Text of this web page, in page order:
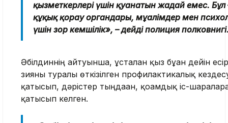
қызметкерлері үшін қуанатын жағдай емес. Бұл
құқық қорғау органдары, мұғалімдер мен
үшін зор кемшілік», – дейді полиция
Әбілдиннің айтуынша, ұсталған қыз бұған дейін
зияны туралы өткізілген профилактикалық
қатысып, дәрістер тыңдаған, қоғамдық іс-
қатысып келген.